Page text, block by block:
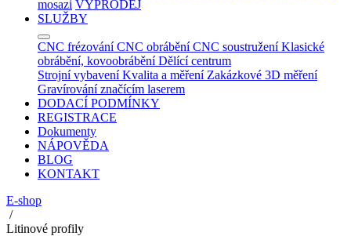
mosazi VÝPRODEJ
SLUŽBY
CNC frézování CNC obrábění CNC soustružení Klasické
obrábění, kovoobrábění Dělící centrum
Strojní vybavení Kvalita a měření Zakázkové 3D měření
Gravírování značícím laserem
DODACÍ PODMÍNKY
REGISTRACE
Dokumenty
NÁPOVĚDA
BLOG
KONTAKT
E-shop
/
Litinové profily